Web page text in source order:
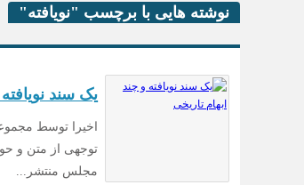
نوشته هایی با برچسب "نویافته"
یک سند
اخیرا توسط
توجهی از متن و
مجلس منتشر...